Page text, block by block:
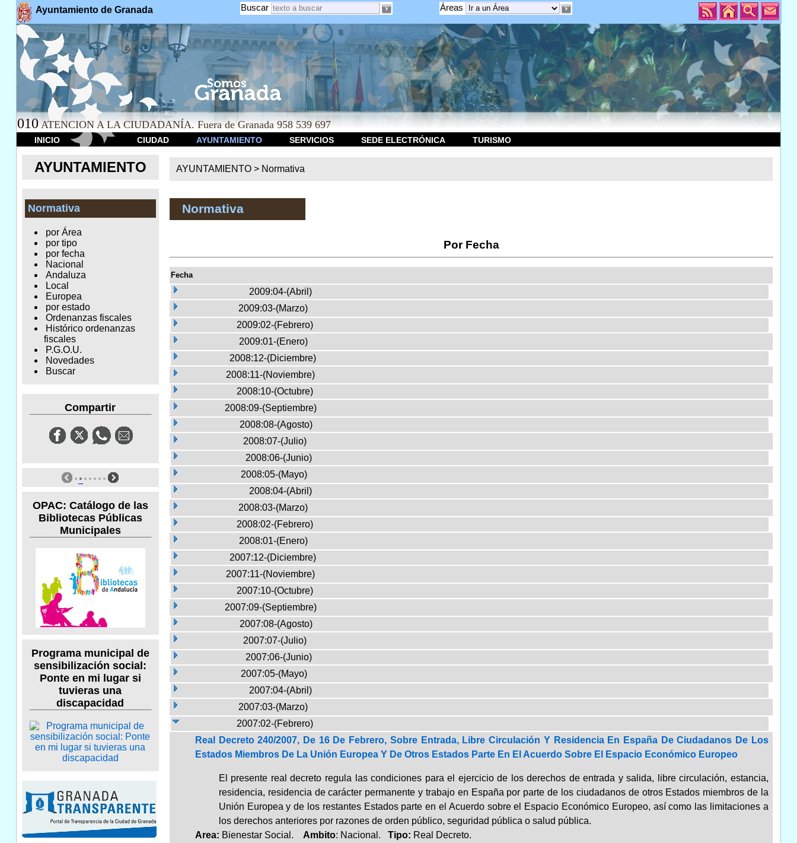
Ayuntamiento de Granada Áreas
Buscar
010 ATENCION A LA CIUDADANÍA. Fuera de Granada 958 539 697
INICIO CIUDAD AYUNTAMIENTO SERVICIOS SEDE ELECTRÓNICA TURISMO
AYUNTAMIENTO
Normativa
por Área
por tipo
por fecha
Nacional
Andaluza
Local
Europea
por estado
Ordenanzas fiscales
Histórico ordenanzas
fiscales
P.G.O.U.
Novedades
Buscar
Compartir
OPAC: Catálogo de las
Bibliotecas Públicas
Municipales
Programa municipal de
sensibilización social:
Ponte en mi lugar si
tuvieras una
discapacidad
AYUNTAMIENTO > Normativa
Normativa
Por Fecha
Fecha
2009:04-(Abril)
2009:03-(Marzo)
2009:02-(Febrero)
2009:01-(Enero)
2008:12-(Diciembre)
2008:11-(Noviembre)
2008:10-(Octubre)
2008:09-(Septiembre)
2008:08-(Agosto)
2008:07-(Julio)
2008:06-(Junio)
2008:05-(Mayo)
2008:04-(Abril)
2008:03-(Marzo)
2008:02-(Febrero)
2008:01-(Enero)
2007:12-(Diciembre)
2007:11-(Noviembre)
2007:10-(Octubre)
2007:09-(Septiembre)
2007:08-(Agosto)
2007:07-(Julio)
2007:06-(Junio)
2007:05-(Mayo)
2007:04-(Abril)
2007:03-(Marzo)
2007:02-(Febrero)
Real Decreto 240/2007, De 16 De Febrero, Sobre Entrada, Libre Circulación Y Residencia En España De Ciudadanos De Los
Estados Miembros De La Unión Europea Y De Otros Estados Parte En El Acuerdo Sobre El Espacio Económico Europeo
El presente real decreto regula las condiciones para el ejercicio de los derechos de entrada y salida, libre circulación, estancia,
residencia, residencia de carácter permanente y trabajo en España por parte de los ciudadanos de otros Estados miembros de la
Unión Europea y de los restantes Estados parte en el Acuerdo sobre el Espacio Económico Europeo, así como las limitaciones a
los derechos anteriores por razones de orden público, seguridad pública o salud pública.
Area: Bienestar Social. Ambito: Nacional. Tipo: Real Decreto.